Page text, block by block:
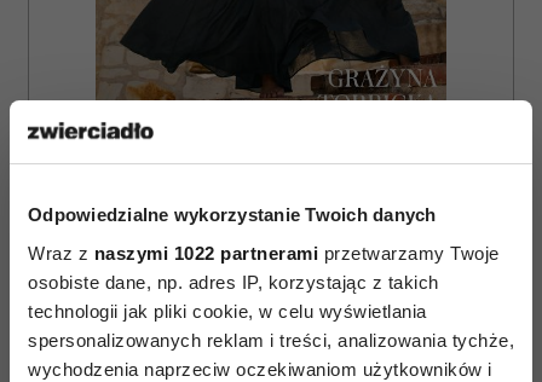
Odpowiedzialne wykorzystanie Twoich danych
Wraz z naszymi 1022 partnerami przetwarzamy Twoje
osobiste dane, np. adres IP, korzystając z takich
technologii jak pliki cookie, w celu wyświetlania
spersonalizowanych reklam i treści, analizowania tychże,
wychodzenia naprzeciw oczekiwaniom użytkowników i
ZAMÓW
WYDANIE DRUKOWANE
E-WYDANIE